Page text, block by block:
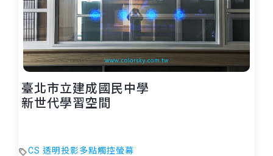
臺北市立建成國民中學
新世代學習空間
CS 透明投影多點觸控螢幕